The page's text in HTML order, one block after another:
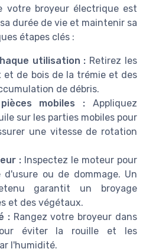
votre broyeur électrique est
durée de vie et maintenir sa
étapes clés :
utilisation : Retirez les
et de bois de la trémie et des
de débris.
mobiles : Appliquez
sur les parties mobiles pour
une vitesse de rotation
: Inspectez le moteur pour
ou de dommage. Un
garantit un broyage
et des végétaux.
:Rangez votre broyeur dans
éviter la rouille et les
l'humidité.